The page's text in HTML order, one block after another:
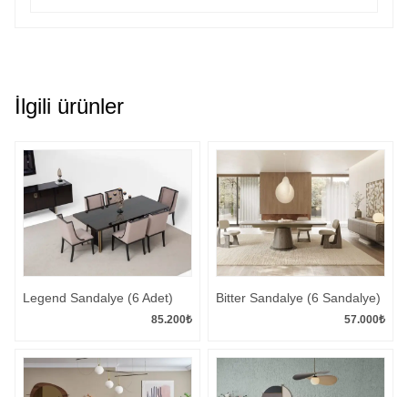
İlgili ürünler
Legend Sandalye (6 Adet)
85.200₺
Bitter Sandalye (6 Sandalye)
57.000₺